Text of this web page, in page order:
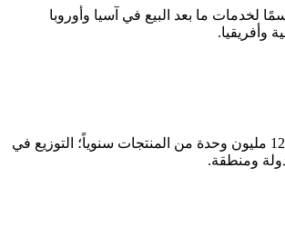
من 96 قسمًا لخدمات ما بعد البيع في آسيا وأوروبا
وأفريقيا.
إنتاج أكثر من 12 مليون وحدة من المنتجات سنوياً؛ التوزيع في